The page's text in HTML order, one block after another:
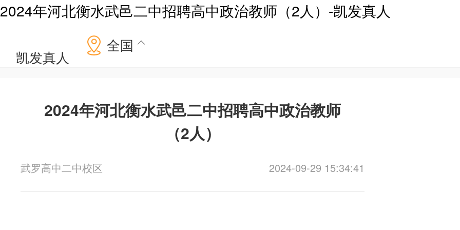
2024年河北衡水武邑二中招聘高中政治教师（2人）-凯发真人
凯发真人
全国
2024年河北衡水武邑二中招聘高中政治教师
（2人）
武罗高中二中校区 2024-09-29 15:34:41